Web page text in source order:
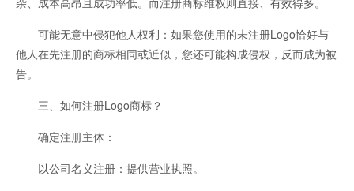
可能无意中侵犯他人权利：如果您使用的未注册Logo恰好与
他人在先注册的商标相同或近似，您还可能构成侵权，反而成为被
告。
三、如何注册Logo商标？
确定注册主体：
以公司名义注册：提供营业执照。